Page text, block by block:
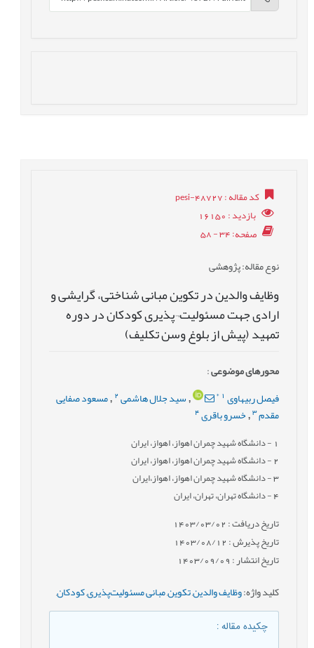
کد مقاله: pesi-48727
بازدید: 16150
صفحه: 34 - 58
نوع مقاله: پژوهشی
وظایف والدین در تكوین مبانی شناختی، گرایشی و
ارادی جهت مسئولیت¬پذیری كودكان در دوره
تمهید (پیش از بلوغ وسن تكلیف)
محورهای موضوعی:
فیصل ربیهاوی *
,سید جلال هاشمی 2
, مسعود صفایی
مقدم3
,خسرو باقری 4
- دانشگاه شهید چمران اهواز، اهواز، ایران
2- دانشگاه شهید چمران اهواز، اهواز، ایران
3- دانشگاه شهید چمران اهواز، اهواز،ایران
4- دانشگاه تهران، تهران، ایران
تاریخ دریافت : 1403/03/02
تاریخ پذیرش : 1403/08/12
تاریخ انتشار : 1403/09/09
کلید واژه:وظایف والدین,تکوین,مبانی مسئولیت‌پذیری,کودکان,
چکیده مقاله: